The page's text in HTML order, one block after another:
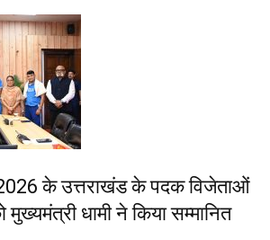
के उत्तराखंड के पदक विजेताओं
धामी ने किया सम्मानित